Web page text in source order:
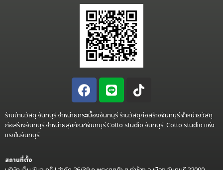
ร้านบ้านวัสดุ จันทบุรี จำหน่ายกระเบื้องจันทบุรี ร้านวัสดุก่อสร้างจันทบุรี จำหน่ายวัสดุ
ก่อสร้างจันทบุรี จำหน่ายสุขภัณฑ์จันทบุรี Cotto studio จันทบุรี Cotto studio แห่ง
แรกในจันทบุรี
สถานที่ตั้ง